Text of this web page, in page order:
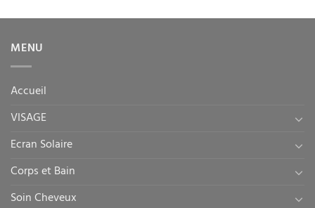
MENU
Accueil
VISAGE
Ecran Solaire
Corps et Bain
Soin Cheveux